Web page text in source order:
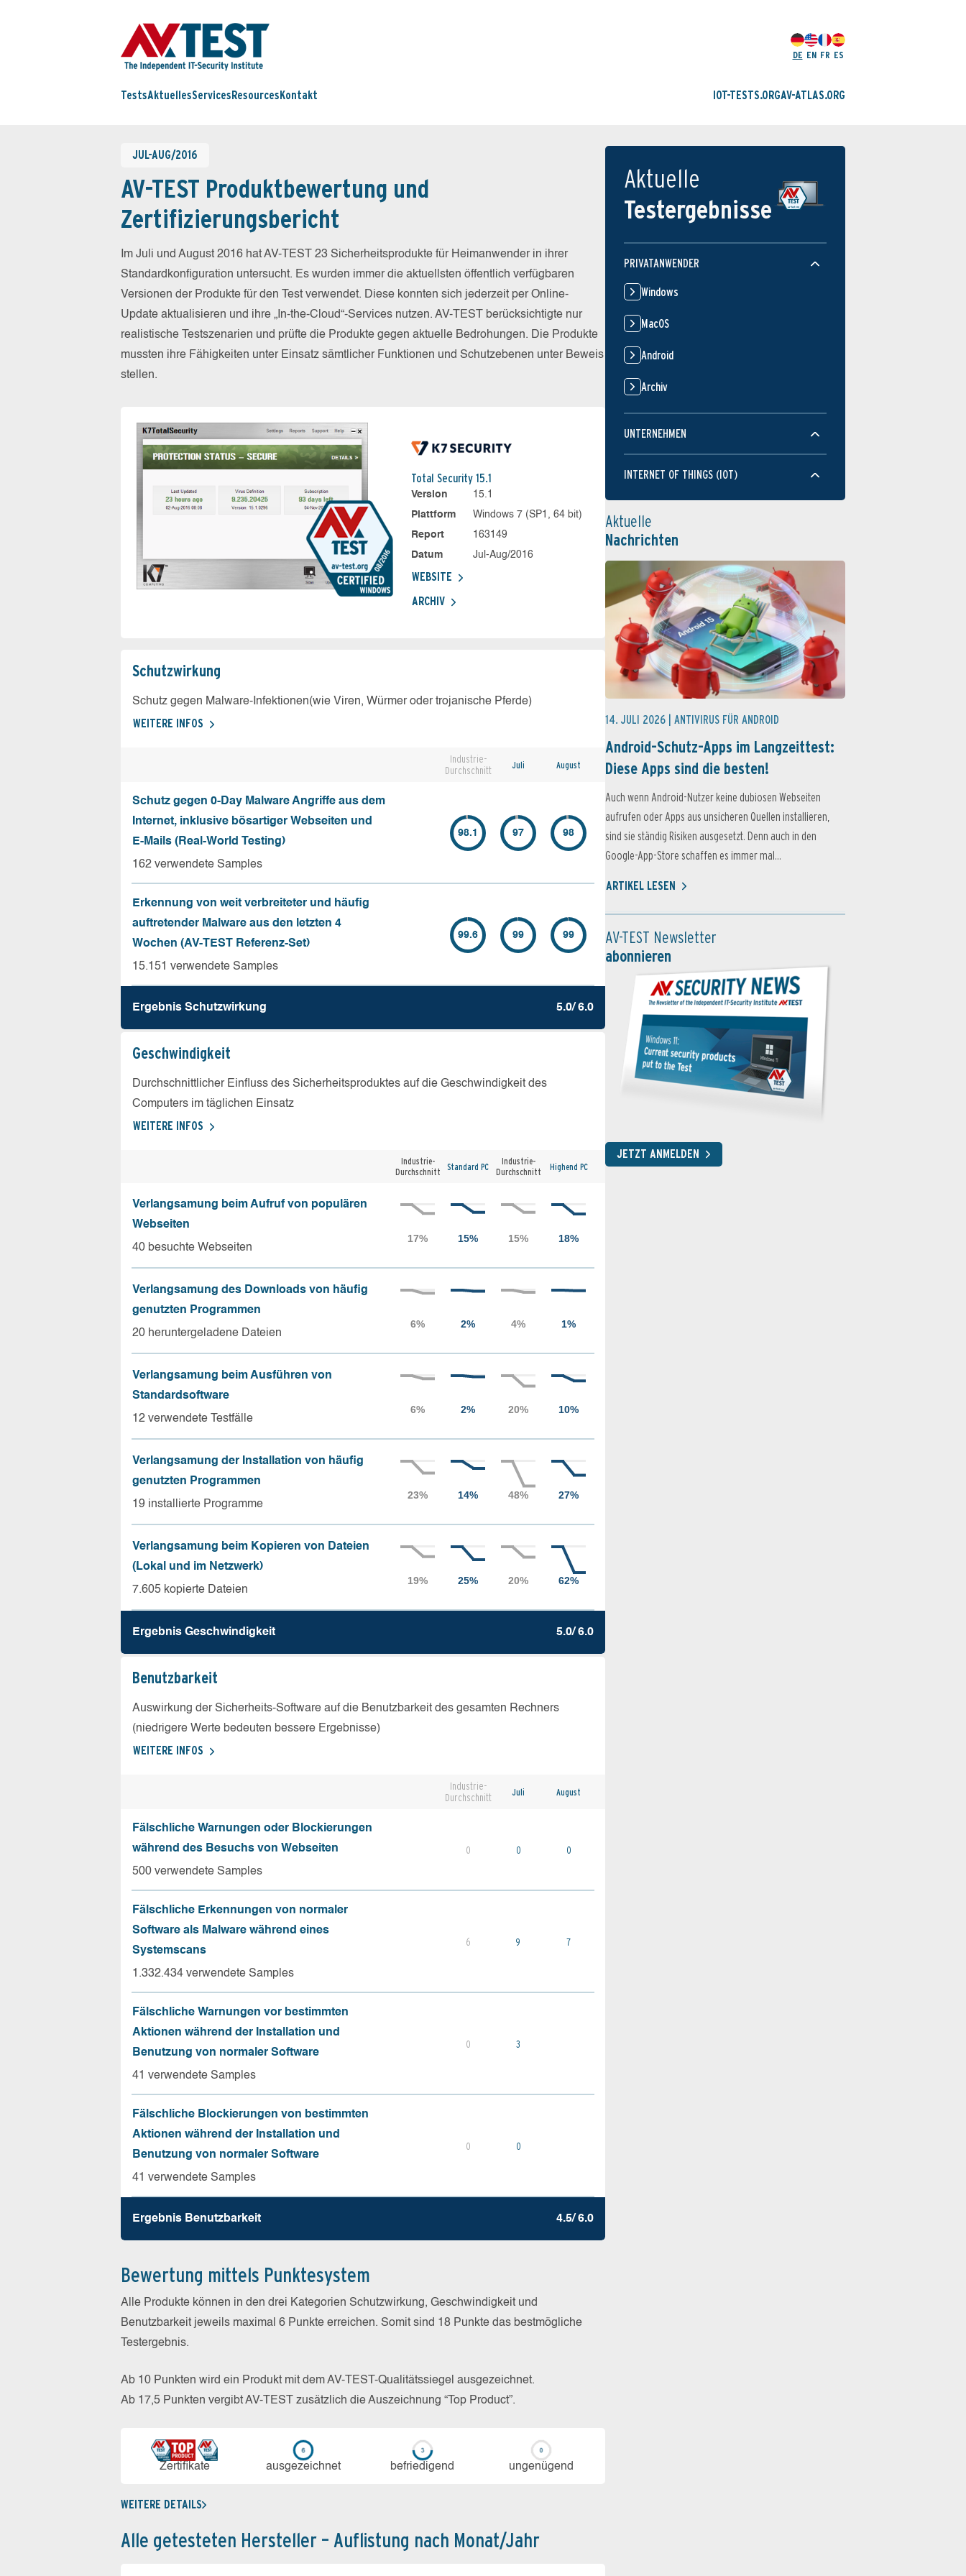
DE EN FR ES
TestsAktuellesServices Resources Kontakt IOT-TESTS.ORGAV-ATLAS.ORG
JUL-AUG/2016
AV-TEST Produktbewertung und
Zertifizierungsbericht
Im Juli und August 2016 hat AV-TEST 23 Sicherheitsprodukte für Heimanwender in ihrer
Standardkonfiguration untersucht. Es wurden immer die aktuellsten öffentlich verfügbaren
Versionen der Produkte für den Test verwendet. Diese konnten sich jederzeit per Online-
Update aktualisieren und ihre „In-the-Cloud“-Services nutzen. AV-TEST berücksichtigte nur
realistische Testszenarien und prüfte die Produkte gegen aktuelle Bedrohungen. Die Produkte
mussten ihre Fähigkeiten unter Einsatz sämtlicher Funktionen und Schutzebenen unter Beweis
stellen.
Total Security 15.1
Version
15.1
Plattform
Windows 7 (SP1, 64 bit)
Report
163149
Datum
Jul-Aug/2016
WEBSITE
ARCHIV
Schutz­wirkung
Schutz gegen Malware-Infektionen(wie Viren, Würmer oder trojanische Pferde)
WEITERE INFOS
Industrie-
Durchschnitt
Juli August
Schutz gegen 0-Day Malware Angriffe aus dem
Internet, inklusive bösartiger Webseiten und
E-Mails (Real-World Testing)
162 verwendete Samples
98.1 97 98
Erkennung von weit verbreiteter und häufig
auftretender Malware aus den letzten 4
Wochen (AV-TEST Referenz-Set)
15.151 verwendete Samples
99.6 99 99
Ergebnis Schutz­wirkung 5.0/ 6.0
Geschw­indigkeit
Durchschnittlicher Einfluss des Sicherheitsproduktes auf die Geschwindigkeit des
Computers im täglichen Einsatz
WEITERE INFOS
Industrie-
Durchschnitt
Standard PC
Industrie-
Durchschnitt
Highend PC
Verlangsamung beim Aufruf von populären
Webseiten
40 besuchte Webseiten
Verlangsamung des Downloads von häufig
genutzten Programmen
20 heruntergeladene Dateien
Verlangsamung beim Ausführen von
Standardsoftware
12 verwendete Testfälle
Verlangsamung der Installation von häufig
genutzten Programmen
19 installierte Programme
Verlangsamung beim Kopieren von Dateien
(Lokal und im Netzwerk)
7.605 kopierte Dateien
Ergebnis Geschw­indigkeit 5.0/ 6.0
Benutz­barkeit
Auswirkung der Sicherheits-Software auf die Benutzbarkeit des gesamten Rechners
(niedrigere Werte bedeuten bessere Ergebnisse)
WEITERE INFOS
Industrie-
Durchschnitt
Juli August
Fälschliche Warnungen oder Blockierungen
während des Besuchs von Webseiten
500 verwendete Samples
0 0 0
Fälschliche Erkennungen von normaler
Software als Malware während eines
Systemscans
1.332.434 verwendete Samples
6 9 7
Fälschliche Warnungen vor bestimmten
Aktionen während der Installation und
Benutzung von normaler Software
41 verwendete Samples
0 3
Fälschliche Blockierungen von bestimmten
Aktionen während der Installation und
Benutzung von normaler Software
41 verwendete Samples
0 0
Ergebnis Benutz­barkeit 4.5/ 6.0
Bewertung mittels Punktesystem
Alle Produkte können in den drei Kategorien Schutzwirkung, Geschwindigkeit und
Benutzbarkeit jeweils maximal 6 Punkte erreichen. Somit sind 18 Punkte das bestmögliche
Testergebnis.
Ab 10 Punkten wird ein Produkt mit dem AV-TEST-Qualitätssiegel ausgezeichnet.
Ab 17,5 Punkten vergibt AV-TEST zusätzlich die Auszeichnung “Top Product”.
Zerti­fikate aus­ge­zeich­net be­frie­di­gend un­ge­nü­gend
WEITERE DETAILS
Alle getesteten Hersteller – Auflistung nach Monat/Jahr
Aktuelle
Testergebnisse
PRIVATANWENDER
Windows
MacOS
Android
Archiv
UNTERNEHMEN
INTERNET OF THINGS (IOT)
Aktuelle
Nachrichten
14. JULI 2026 | ANTIVIRUS FÜR ANDROID
Android-Schutz-Apps im Langzeittest:
Diese Apps sind die besten!
Auch wenn Android-Nutzer keine dubiosen Webseiten
aufrufen oder Apps aus unsicheren Quellen installieren,
sind sie ständig Risiken ausgesetzt. Denn auch in den
Google-App-Store schaffen es immer mal...
ARTIKEL LESEN
AV-TEST Newsletter
abonnieren
JETZT ANMELDEN